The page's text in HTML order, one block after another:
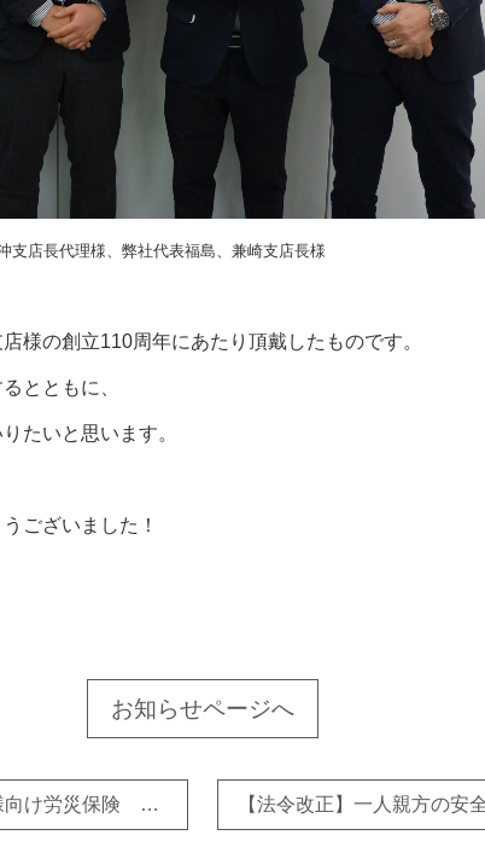
務所だより
293-8102
支店長代理様、弊社代表福島、兼崎支店長様
様の創立110周年にあたり頂戴したものです。
とともに、
たいと思います。
ございました！
お知らせページへ
【新機能】建設業の一人親方様向け労災保険 料金シミュレーション